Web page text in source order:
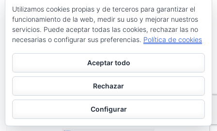
Utilizamos cookies propias y de terceros para garantizar el
funcionamiento de la web, medir su uso y mejorar nuestros
servicios. Puede aceptar todas las cookies, rechazar las no
necesarias o configurar sus preferencias. Política de cookies
Aceptar todo
Rechazar
Configurar